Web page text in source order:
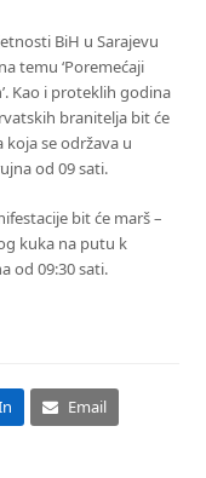
BiH u Sarajevu
temu ‘Poremećaji
Kao i proteklih godina
branitelja bit će
se održava u
od 09 sati.
bit će marš –
kuka na putu k
od 09:30 sati.
Email